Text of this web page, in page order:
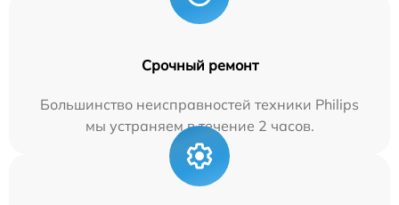
Срочный ремонт
Большинство неисправностей техники Philips
мы устраняем в течение 2 часов.